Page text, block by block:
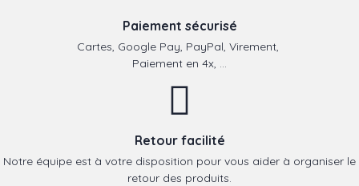
Paiement sécurisé
Cartes, Google Pay, PayPal, Virement,
Paiement en 4x, ...
Retour facilité
Notre équipe est à votre disposition pour vous aider à organiser le
retour des produits.